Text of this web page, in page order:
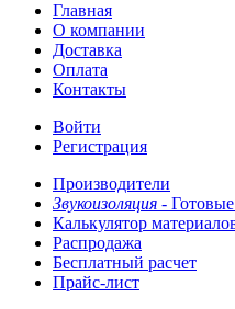
Главная
О компании
Доставка
Оплата
Контакты
Войти
Регистрация
Производители
Звукоизоляция -
Калькулятор
Распродажа
Бесплатный расчет
Прайс-лист